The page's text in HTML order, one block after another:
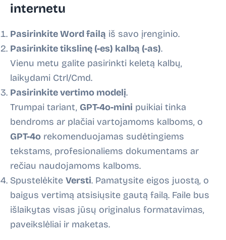
internetu
Pasirinkite Word failą iš savo įrenginio.
Pasirinkite tikslinę (-es) kalbą (-as).
Vienu metu galite pasirinkti keletą kalbų,
laikydami Ctrl/Cmd.
Pasirinkite vertimo modelį.
Trumpai tariant, GPT-4o-mini puikiai tinka
bendroms ar plačiai vartojamoms kalboms, o
GPT-4o rekomenduojamas sudėtingiems
tekstams, profesionaliems dokumentams ar
rečiau naudojamoms kalboms.
Spustelėkite Versti. Pamatysite eigos juostą, o
baigus vertimą atsisiųsite gautą failą. Faile bus
išlaikytas visas jūsų originalus formatavimas,
paveikslėliai ir maketas.